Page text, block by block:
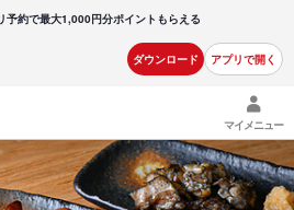
予約で最大1,000円分ポイントもらえる
ダウンロード アプリで開く
マイメニュー